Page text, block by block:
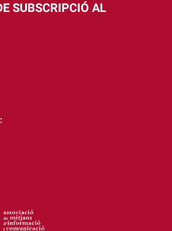
SUBSCRIPCIÓ AL